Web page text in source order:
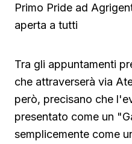
Primo Pride ad
aperta a tutti
Tra gli appuntamenti
che attraverserà via
però, precisano che
presentato come un
semplicemente come